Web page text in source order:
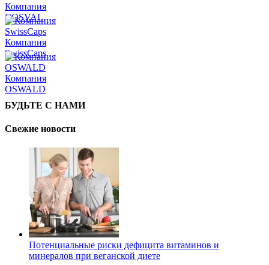
Компания
COSVAL
Компания
SwissCaps
Компания
OSWALD
БУДЬТЕ С НАМИ
Свежие новости
Потенциальные риски дефицита витаминов и
минералов при веганской диете